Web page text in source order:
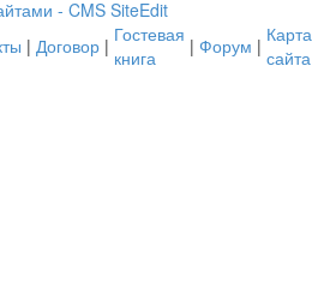
| Договор | Гостевая
книга
| Форум | Карта
сайта